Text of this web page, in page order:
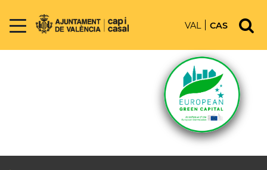
VAL CAS